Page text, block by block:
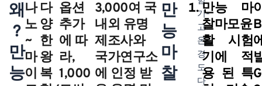
왜
?
만
능
나
노
~
마
이
다
양
한
왕
복
옵션
추가
에 따
라,
1,000
3,000여 국
내외 유명
제조사와
국가연구소
에 인정 받
만
능
마
찰
만능 마
찰마모윤
활 시험
기에 적
용 된 특